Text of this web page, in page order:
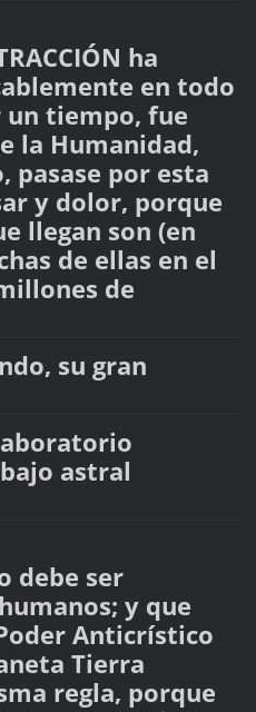
ha
en todo
un tiempo, fue
la Humanidad,
pasase por esta
y dolor, porque
llegan son (en
de ellas en el
de
su gran
astral
ser
y que
Anticrístico
Tierra
regla, porque